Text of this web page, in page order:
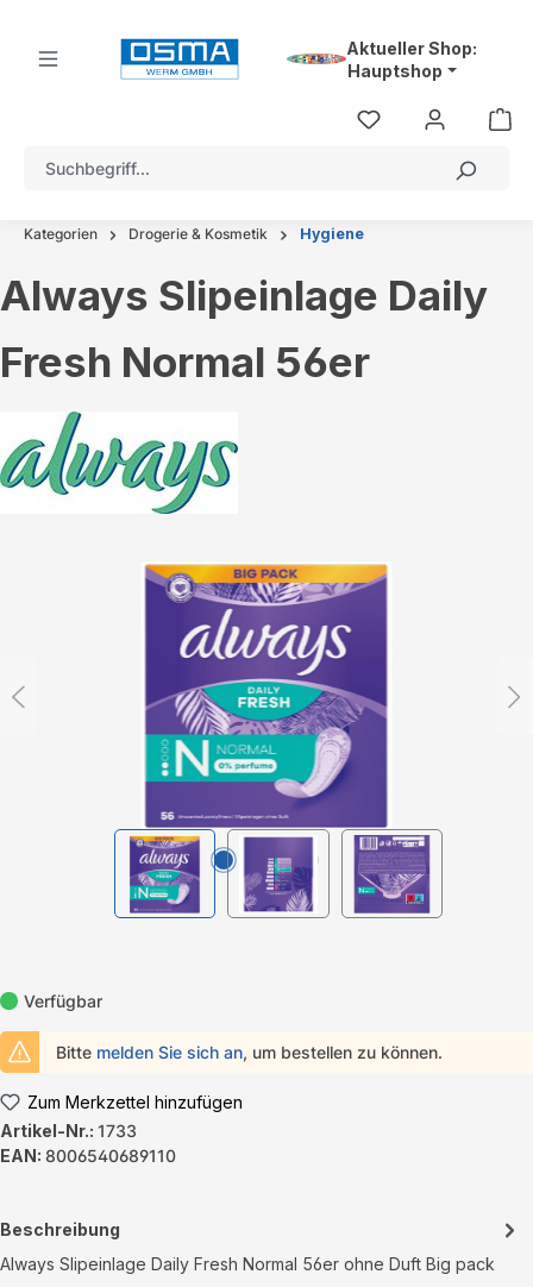
Aktueller Shop:
Hauptshop
Kategorien Drogerie & Kosmetik Hygiene
Always Slipeinlage Daily
Fresh Normal 56er
Bildergalerie überspringen
Verfügbar
Bitte melden Sie sich an, um bestellen zu können.
Zum Merkzettel hinzufügen
Artikel-Nr.: 1733
EAN: 8006540689110
Beschreibung
Always Slipeinlage Daily Fresh Normal 56er ohne Duft Big pack